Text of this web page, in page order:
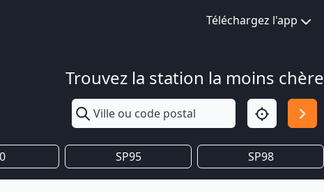
Téléchargez l'app
Trouvez la station la moins chère
SP95 SP98